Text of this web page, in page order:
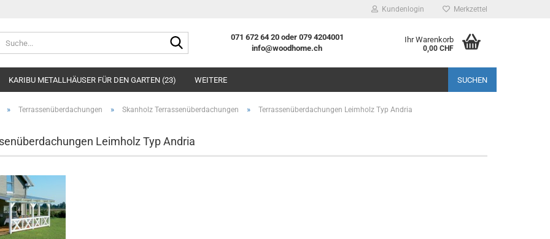
Kundenlogin
Passwort
Merkzettel
071 672 64 20 oder 079 4204001
info@woodhome.ch
Ihr Warenkorb
0,00 CHF
KARIBU METALLHÄUSER FÜR DEN GARTEN (23) SUCHEN
WEITERE
» Terrassenüberdachungen » Skanholz Terrassenüberdachungen » Terrassenüberdachungen Leimholz Typ Andria
Leimholz Typ Andria